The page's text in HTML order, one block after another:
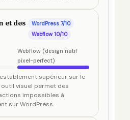
et des
WordPress 7/10
Webflow 10/10
Webflow (design natif
pixel-perfect)
supérieur sur le
outil visuel permet des
impossibles à
sur WordPress.